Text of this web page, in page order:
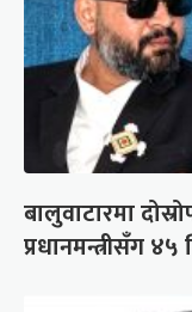
बालुवाटारमा
प्रधानमन्त्रीसँग